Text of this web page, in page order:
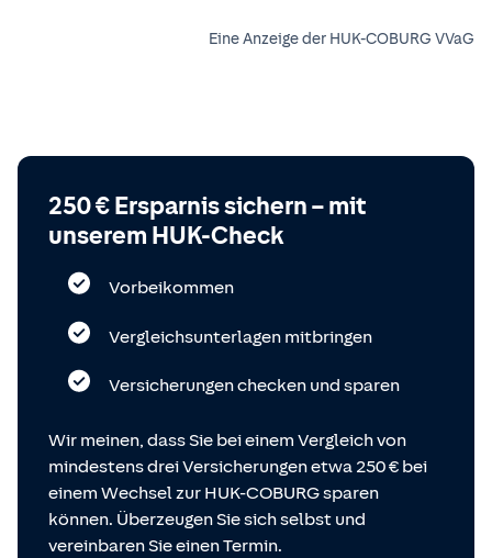
Eine Anzeige der HUK-COBURG VVaG
250 € Ersparnis sichern – mit
unserem HUK-Check
Vorbeikommen
Vergleichsunterlagen mitbringen
Versicherungen checken und sparen
Wir meinen, dass Sie bei einem Vergleich von
mindestens drei Versicherungen etwa 250 € bei
einem Wechsel zur HUK-COBURG sparen
können. Überzeugen Sie sich selbst und
vereinbaren Sie einen Termin.